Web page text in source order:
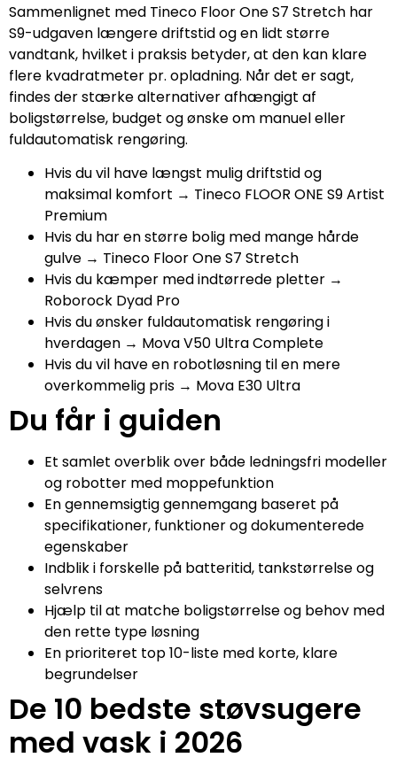
Sammenlignet med Tineco Floor One S7 Stretch har
S9-udgaven længere driftstid og en lidt større
vandtank, hvilket i praksis betyder, at den kan klare
flere kvadratmeter pr. opladning. Når det er sagt,
findes der stærke alternativer afhængigt af
boligstørrelse, budget og ønske om manuel eller
fuldautomatisk rengøring.
Hvis du vil have længst mulig driftstid og
maksimal komfort → Tineco FLOOR ONE S9 Artist
Premium
Hvis du har en større bolig med mange hårde
gulve → Tineco Floor One S7 Stretch
Hvis du kæmper med indtørrede pletter →
Roborock Dyad Pro
Hvis du ønsker fuldautomatisk rengøring i
hverdagen → Mova V50 Ultra Complete
Hvis du vil have en robotløsning til en mere
overkommelig pris → Mova E30 Ultra
Du får i guiden
Et samlet overblik over både ledningsfri modeller
og robotter med moppefunktion
En gennemsigtig gennemgang baseret på
specifikationer, funktioner og dokumenterede
egenskaber
Indblik i forskelle på batteritid, tankstørrelse og
selvrens
Hjælp til at matche boligstørrelse og behov med
den rette type løsning
En prioriteret top 10-liste med korte, klare
begrundelser
De 10 bedste støvsugere
med vask i 2026